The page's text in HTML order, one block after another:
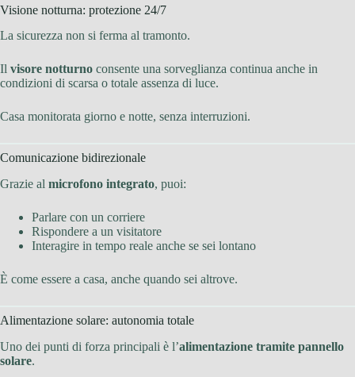
Visione notturna: protezione 24/7
La sicurezza non si ferma al tramonto.
Il visore notturno consente una sorveglianza continua anche in
condizioni di scarsa o totale assenza di luce.
Casa monitorata giorno e notte, senza interruzioni.
Comunicazione bidirezionale
Grazie al microfono integrato, puoi:
Parlare con un corriere
Rispondere a un visitatore
Interagire in tempo reale anche se sei lontano
È come essere a casa, anche quando sei altrove.
Alimentazione solare: autonomia totale
Uno dei punti di forza principali è l’alimentazione tramite pannello
solare.